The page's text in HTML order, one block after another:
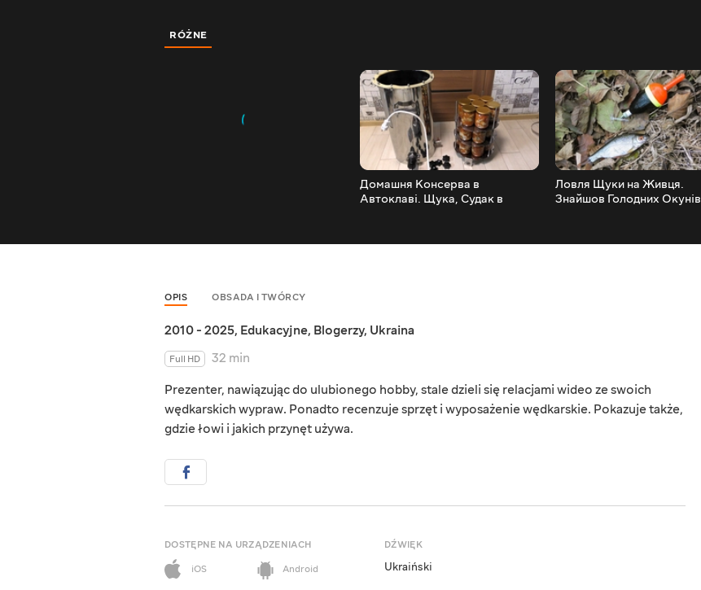
RÓŻNE
Домашня Консерва в
Автоклаві. Щука, Судак в
Ловля Щуки на Живця.
Знайшов Голодних Окунів
OPIS OBSADA I TWÓRCY
2010 - 2025, Edukacyjne, Blogerzy, Ukraina
Full HD
32 min
Prezenter, nawiązując do ulubionego hobby, stale dzieli się relacjami wideo ze swoich
wędkarskich wypraw. Ponadto recenzuje sprzęt i wyposażenie wędkarskie. Pokazuje także,
gdzie łowi i jakich przynęt używa.
DOSTĘPNE NA URZĄDZENIACH
iOS
Android
DŹWIĘK
Ukraiński